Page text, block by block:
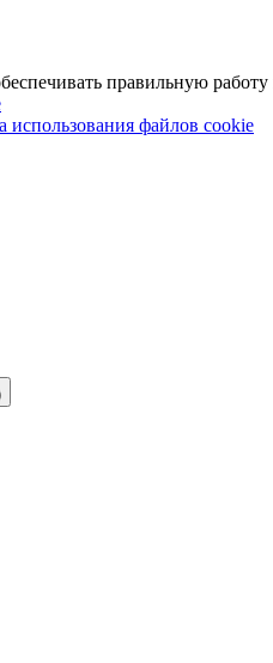
правильную работу
использования файлов cookie